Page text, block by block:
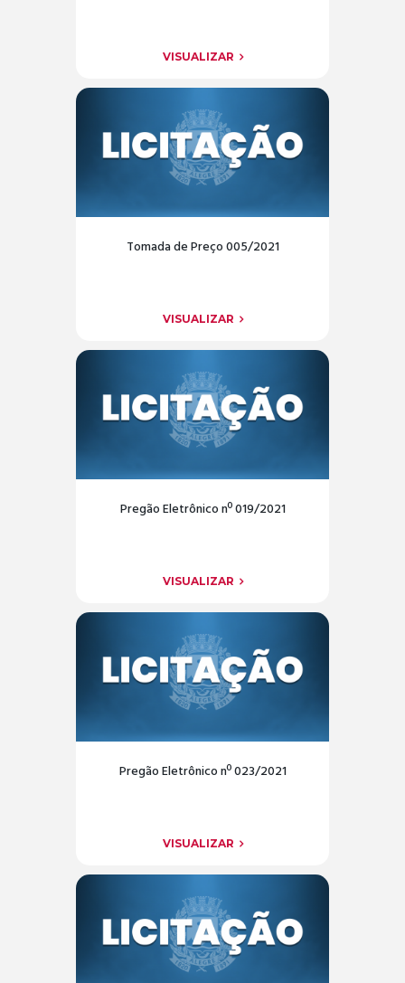
VISUALIZAR
Tomada de Preço 005/2021
VISUALIZAR
Pregão Eletrônico nº 019/2021
VISUALIZAR
Pregão Eletrônico nº 023/2021
VISUALIZAR